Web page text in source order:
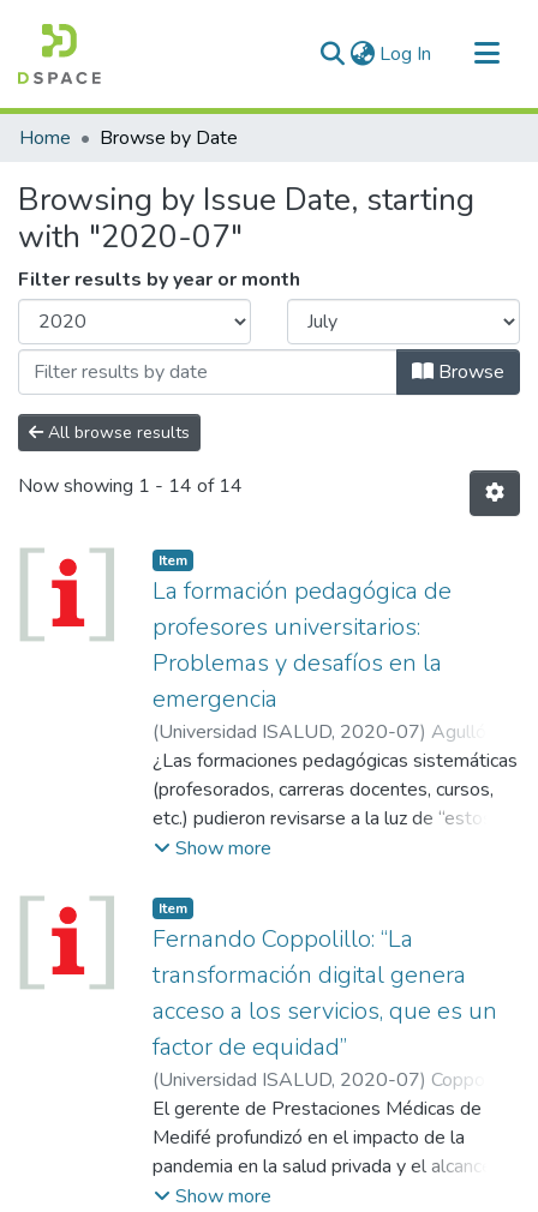
Log In (current)
Communities & Collections
Home Browse by Date
Browsing by Issue Date, starting
with "2020-07"
Filter results by year or month
Browse
All browse results
Now showing 1 - 14 of 14
Item
La formación pedagógica de
profesores universitarios:
Problemas y desafíos en la
emergencia
(Universidad ISALUD, 2020-07) Agulló,
Marcela;Reboredo de Zambonini, Silvia;
Sabelli, María José
¿Las formaciones pedagógicas sistemáticas
(profesorados, carreras docentes, cursos,
etc.) pudieron revisarse a la luz de “estos
tiempos de pandemia/cuarentena”?, ¿de qué
emergencia? Estos interrogantes son
recorridos en este artículo.
Show more
Item
Fernando Coppolillo: “La
transformación digital genera
acceso a los servicios, que es un
factor de equidad”
(Universidad ISALUD, 2020-07) Coppolillo,
Fernando
El gerente de Prestaciones Médicas de
Medifé profundizó en el impacto de la
pandemia en la salud privada y el alcance
que tendrá en el sector la adopción del
Show more